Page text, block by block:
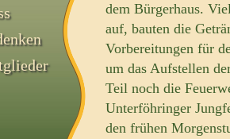
dem Bürgerhaus.
auf, bauten die
Vorbereitungen für
um das Aufstellen
Teil noch die
Unterföhringer
den frühen